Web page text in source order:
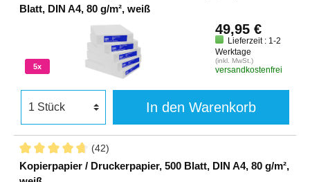
Blatt, DIN A4, 80 g/m², weiß
5x
49,95 €
Lieferzeit : 1-2
Werktage
(inkl. MwSt.)
versandkostenfrei
In den Warenkorb
(42)
Kopierpapier / Druckerpapier, 500 Blatt, DIN A4, 80 g/m²,